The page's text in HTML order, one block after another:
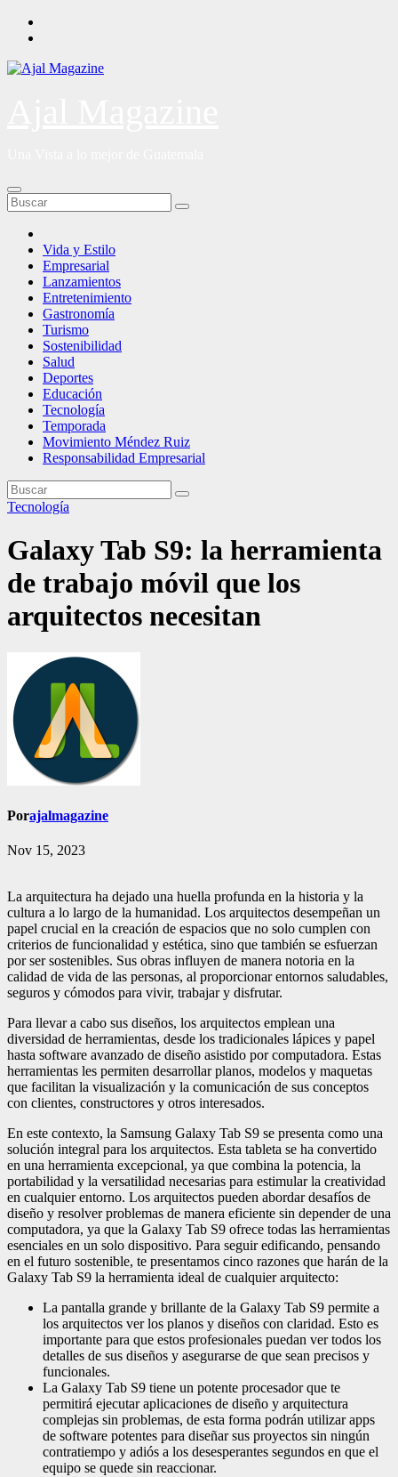
Saltar
Vida y Estilo
Empresarial
Lanzamientos
Entretenimiento
Gastronomía
Turismo
Sostenibilidad
Salud
Deportes
Educación
Tecnología
Temporada
Movimiento Méndez Ruiz
Responsabilidad Empresarial
Tecnología
Galaxy Tab S9: la herramienta
de trabajo móvil que los
arquitectos necesitan
Porajalmagazine
Nov 15, 2023
La arquitectura ha dejado una huella profunda en la historia y la
cultura a lo largo de la humanidad. Los arquitectos desempeñan un
papel crucial en la creación de espacios que no solo cumplen con
criterios de funcionalidad y estética, sino que también se esfuerzan
por ser sostenibles. Sus obras influyen de manera notoria en la
calidad de vida de las personas, al proporcionar entornos saludables,
seguros y cómodos para vivir, trabajar y disfrutar.
Para llevar a cabo sus diseños, los arquitectos emplean una
diversidad de herramientas, desde los tradicionales lápices y papel
hasta software avanzado de diseño asistido por computadora. Estas
herramientas les permiten desarrollar planos, modelos y maquetas
que facilitan la visualización y la comunicación de sus conceptos
con clientes, constructores y otros interesados.
En este contexto, la Samsung Galaxy Tab S9 se presenta como una
solución integral para los arquitectos. Esta tableta se ha convertido
en una herramienta excepcional, ya que combina la potencia, la
portabilidad y la versatilidad necesarias para estimular la creatividad
en cualquier entorno. Los arquitectos pueden abordar desafíos de
diseño y resolver problemas de manera eficiente sin depender de una
computadora, ya que la Galaxy Tab S9 ofrece todas las herramientas
esenciales en un solo dispositivo. Para seguir edificando, pensando
en el futuro sostenible, te presentamos cinco razones que harán de la
Galaxy Tab S9 la herramienta ideal de cualquier arquitecto:
La pantalla grande y brillante de la Galaxy Tab S9 permite a
los arquitectos ver los planos y diseños con claridad. Esto es
importante para que estos profesionales puedan ver todos los
detalles de sus diseños y asegurarse de que sean precisos y
funcionales.
La Galaxy Tab S9 tiene un potente procesador que te
permitirá ejecutar aplicaciones de diseño y arquitectura
complejas sin problemas, de esta forma podrán utilizar apps
de software potentes para diseñar sus proyectos sin ningún
contratiempo y adiós a los desesperantes segundos en que el
equipo se quede sin reaccionar.